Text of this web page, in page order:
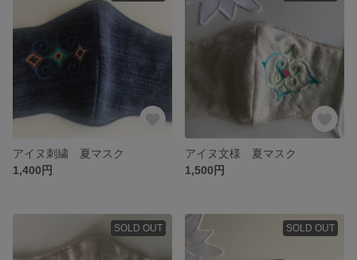
アイヌ刺繍 夏マスク
1,400円
アイヌ文様 夏マスク
1,500円
SOLD OUT SOLD OUT